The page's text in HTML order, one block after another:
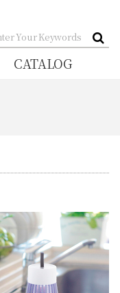
CATALOG